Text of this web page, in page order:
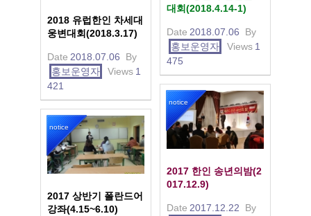
대회(2018.4.14-1)
Date 2018.07.06
By
홍보운영자
Views 1
475
2018 유럽한인 차세대
웅변대회(2018.3.17)
Date 2018.07.06
By
홍보운영자
Views 1
421
notice
2017 한인 송년의밤(2
017.12.9)
Date 2017.12.22
By
notice
2017 상반기 폴란드어
강좌(4.15~6.10)